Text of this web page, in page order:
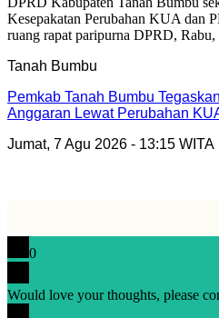
Tanah Bumbu
Pemkab Tanah Bumbu
Anggaran Lewat Perubahan
Jumat, 7 Agu 2026 - 13:15 WITA
0
Would love your thoughts, please